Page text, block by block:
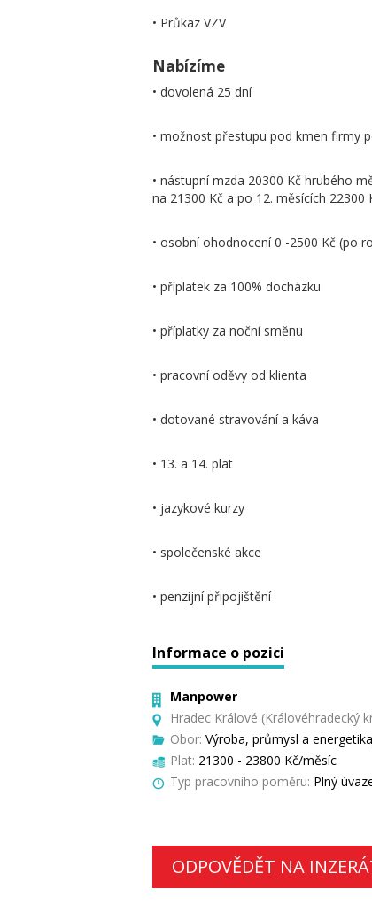
• Průkaz VZV
Nabízíme
• dovolená 25 dní
• možnost přestupu pod kmen firmy
• nástupní mzda 20300 Kč hrubého
na 21300 Kč a po 12. měsících 22300
• osobní ohodnocení 0 -2500 Kč (po
• příplatek za 100% docházku
• příplatky za noční směnu
• pracovní oděvy od klienta
• dotované stravování a káva
• 13. a 14. plat
• jazykové kurzy
• společenské akce
• penzijní připojištění
Informace o pozici
Manpower
Hradec Králové (Královéhradecký
Obor: Výroba, průmysl a
Plat: 21300 - 23800 Kč/měsíc
Typ pracovního poměru: Plný
ODPOVĚDĚT NA